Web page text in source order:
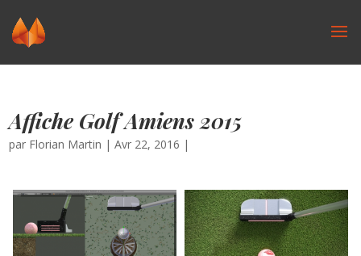
Affiche Golf Amiens 2015
par Florian Martin |Avr 22, 2016 |